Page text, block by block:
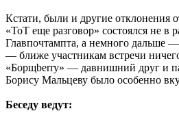
Кстати, были и другие отклонения
«ТоТ еще разговор» состоялся не в
Главпочтампта, а немного дальше
— ближе участникам встречи
«Борщberry» — давнишний друг и
Борису Мальцеву было особенно
Беседу ведут: